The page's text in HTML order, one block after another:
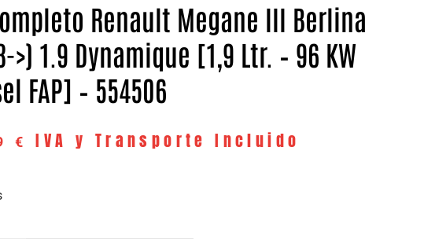
Renault Megane III Berlina
>) 1.9 Dynamique [1,9 Ltr. – 96 KW
FAP] – 554506
€ IVA y Transporte Incluido